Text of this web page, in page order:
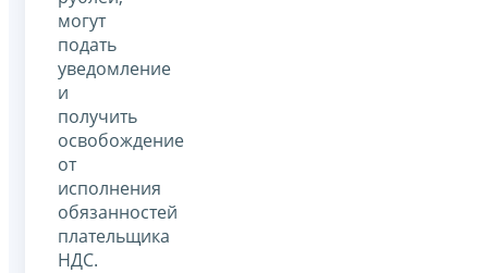
могут
подать
уведомление
и
получить
освобождение
от
исполнения
обязанностей
плательщика
НДС.